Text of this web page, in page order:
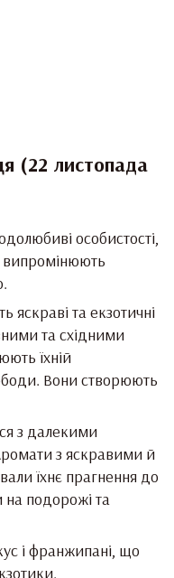
(22 листопада
особистості,
яскраві та екзотичні
та східними
їхній
Вони створюють
з далекими
з яскравими й
їхнє прагнення до
подорожі та
і франжипані, що